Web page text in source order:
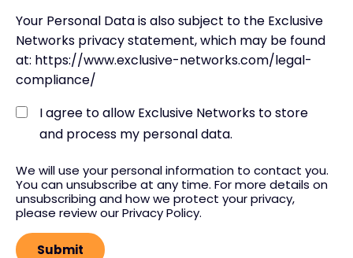
Your Personal Data is also subject to the Exclusive
Networks privacy statement, which may be found
at: https://www.exclusive-networks.com/legal-
compliance/
I agree to allow Exclusive Networks to store
and process my personal data.
We will use your personal information to contact you.
You can unsubscribe at any time. For more details on
unsubscribing and how we protect your privacy,
please review our Privacy Policy.